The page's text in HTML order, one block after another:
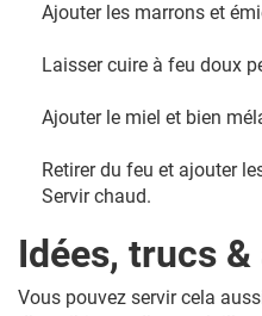
Ajouter les marrons et
Laisser cuire à feu doux
Ajouter le miel et bien
Retirer du feu et ajouter
Servir chaud.
Idées, trucs
Vous pouvez servir cela